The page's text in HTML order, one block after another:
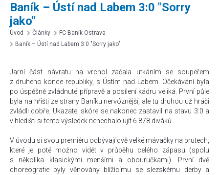
Baník – Ústí nad Labem 3:0 "Sorry
jako"
Úvod Články
FC Baník Ostrava
Baník – Ústí nad Labem 3:0 "Sorry jako"
Jarní část návratu na vrchol začala utkáním se soupeřem
z druhého konce republiky, s Ústím nad Labem. Očekávání byla
po úspěšně zvládnuté přípravě a posílení kádru veliká. První půle
byla na hřišti ze strany Baníku nervóznější, ale tu druhou už hráči
zvládli dobře. Ukazatel skóre se nakonec zastavil na stavu 3:0 a
v hledišti si tento výsledek nenechalo ujít 6 878 diváků.
V úvodu si svou premiéru odbývají dvě velké mávačky na prutech,
které je poté možno vidět v průběhu celého zápasu (spolu
s několika klasickými menšími a obouručkami). První dvě
choreografie byly věnovány blížícímu se slezskému derby a